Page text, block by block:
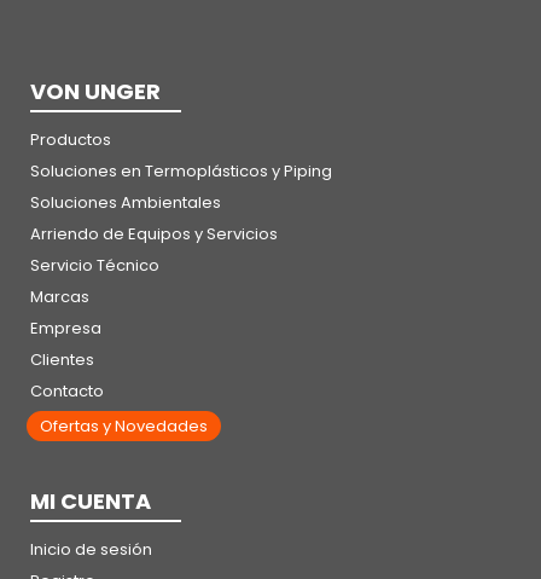
VON UNGER
Productos
Soluciones en Termoplásticos y Piping
Soluciones Ambientales
Arriendo de Equipos y Servicios
Servicio Técnico
Marcas
Empresa
Clientes
Contacto
Ofertas y Novedades
MI CUENTA
Inicio de sesión